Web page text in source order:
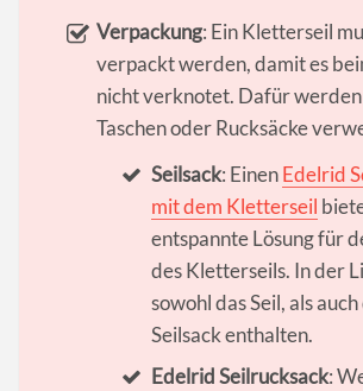
Verpackung: Ein Kletterseil
verpackt werden, damit es
nicht verknotet. Dafür
Taschen oder Rucksäcke
Seilsack: EinenEdelrid
mit dem Kletterseil
entspannte Lösung für
des Kletterseils. In der
sowohl das Seil, als
Seilsack enthalten.
Edelrid Seilrucksack: